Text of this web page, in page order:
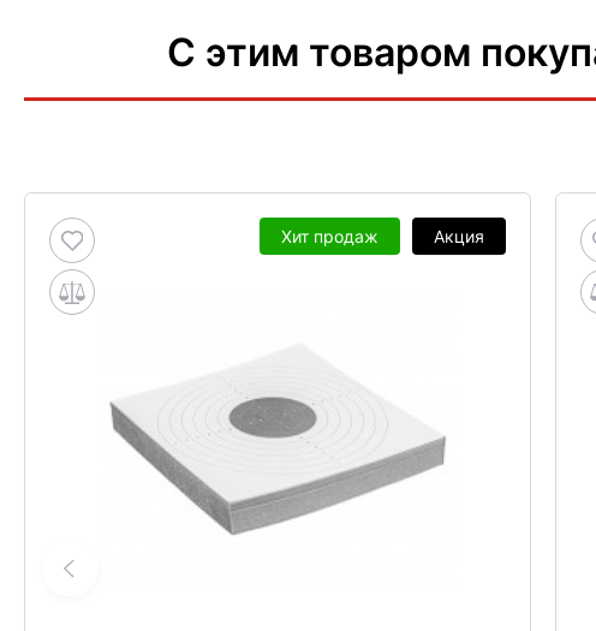
С этим товаром
Хит продаж Акция